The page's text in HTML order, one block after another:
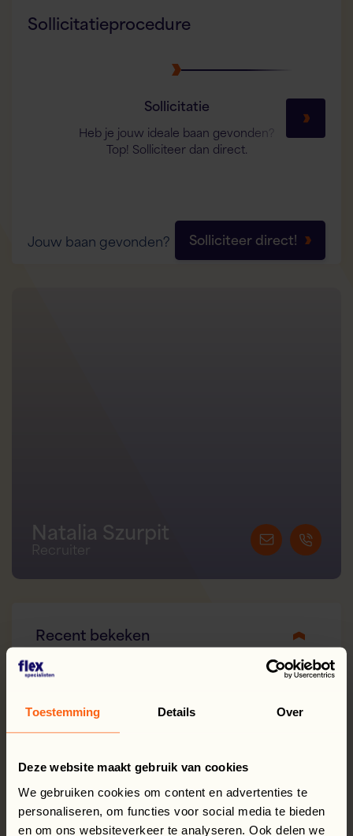
Toestemming Details Over
Deze website maakt gebruik van cookies
We gebruiken cookies om content en advertenties te
personaliseren, om functies voor social media te bieden
en om ons websiteverkeer te analyseren. Ook delen we
Sollicitatieprocedure
Sollicitatie
Heb je jouw ideale baan gevonden?
Top! Solliciteer dan direct.
Jouw baan gevonden? Solliciteer direct!
Natalia Szurpit
Recruiter
Recent bekeken
Oogstmedewerker fruitteelt
Logistiek medewerker –
voedselverpakkingen